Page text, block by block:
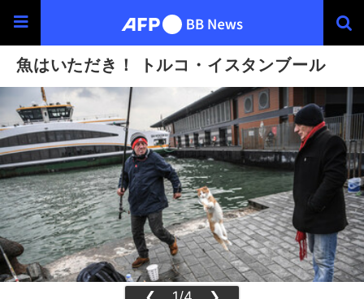
魚はいただき！ トルコ・イスタンブール